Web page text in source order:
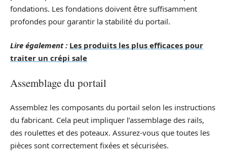
fondations. Les fondations doivent être suffisamment
profondes pour garantir la stabilité du portail.
Lire également : Les produits les plus efficaces pour
traiter un crépi sale
Assemblage du portail
Assemblez les composants du portail selon les instructions
du fabricant. Cela peut impliquer l’assemblage des rails,
des roulettes et des poteaux. Assurez-vous que toutes les
pièces sont correctement fixées et sécurisées.